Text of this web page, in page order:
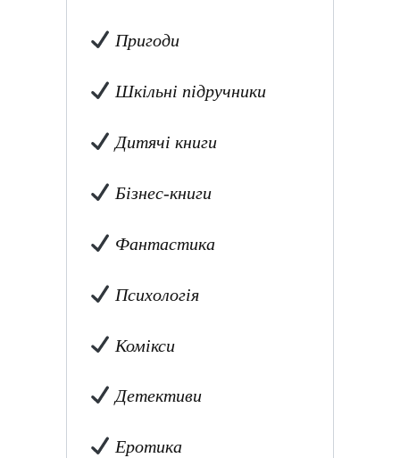
Пригоди
Шкільні підручники
Дитячі книги
Бізнес-книги
Фантастика
Психологія
Комікси
Детективи
Еротика